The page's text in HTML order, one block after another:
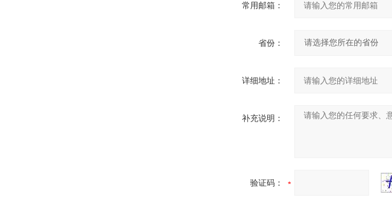
常用邮箱：
省份：
详细地址：
补充说明：
验证码：